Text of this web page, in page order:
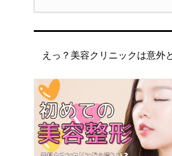
えっ？美容クリニックは意外